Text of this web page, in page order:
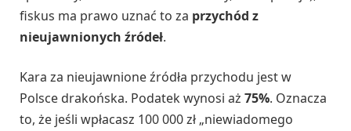
fiskus ma prawo uznać to za przychód z
nieujawnionych źródeł.
Kara za nieujawnione źródła przychodu jest w
Polsce drakońska. Podatek wynosi aż 75%. Oznacza
to, że jeśli wpłacasz 100 000 zł „niewiadomego